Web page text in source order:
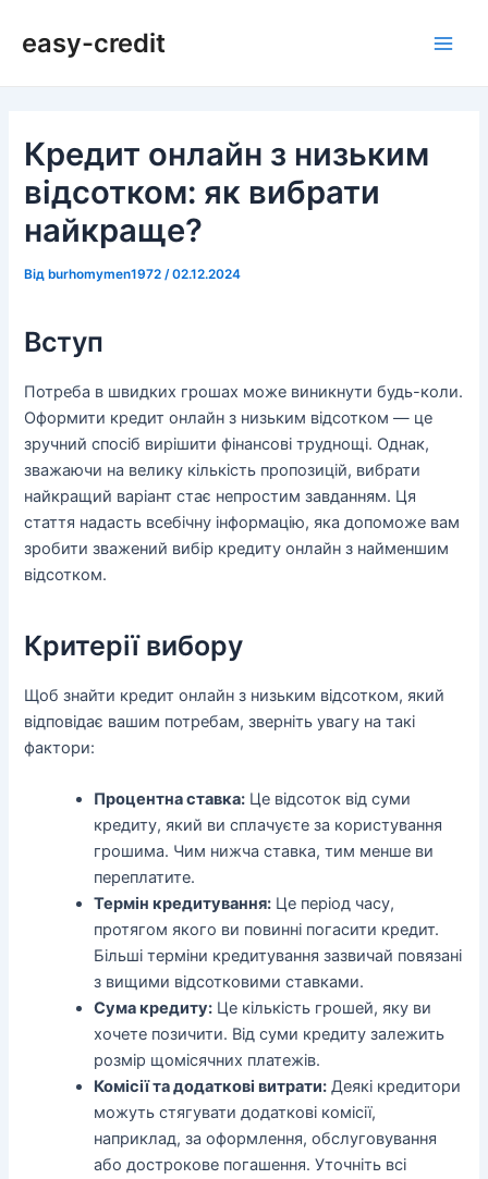
easy-credit
Кредит онлайн з низьким
відсотком: як вибрати
найкраще?
Відburhomymen1972 /02.12.2024
Вступ
Потреба в швидких грошах може виникнути будь-коли.
Оформити кредит онлайн з низьким відсотком — це
зручний спосіб вирішити фінансові труднощі. Однак,
зважаючи на велику кількість пропозицій, вибрати
найкращий варіант стає непростим завданням. Ця
стаття надасть всебічну інформацію, яка допоможе вам
зробити зважений вибір кредиту онлайн з найменшим
відсотком.
Критерії вибору
Щоб знайти кредит онлайн з низьким відсотком, який
відповідає вашим потребам, зверніть увагу на такі
фактори:
Процентна ставка: Це відсоток від суми
кредиту, який ви сплачуєте за користування
грошима. Чим нижча ставка, тим менше ви
переплатите.
Термін кредитування: Це період часу,
протягом якого ви повинні погасити кредит.
Більші терміни кредитування зазвичай повязані
з вищими відсотковими ставками.
Сума кредиту: Це кількість грошей, яку ви
хочете позичити. Від суми кредиту залежить
розмір щомісячних платежів.
Комісії та додаткові витрати: Деякі кредитори
можуть стягувати додаткові комісії,
наприклад, за оформлення, обслуговування
або дострокове погашення. Уточніть всі
по